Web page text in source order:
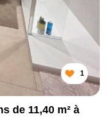
1
de 11,40 m² à